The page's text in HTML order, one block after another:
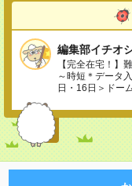
編集部イチオ
【完全在宅！】
～時短＊データ
日・16日＞ドー